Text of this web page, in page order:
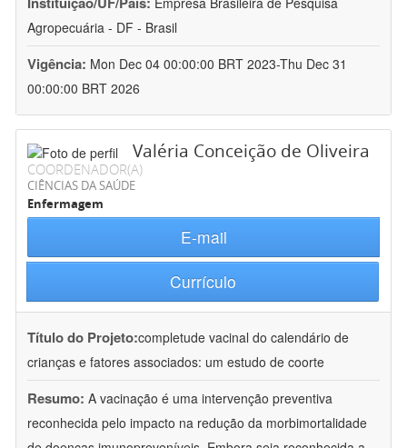
Agropecuária - DF - Brasil
Vigência: Mon Dec 04 00:00:00 BRT 2023-Thu Dec 31
00:00:00 BRT 2026
Valéria Conceição de Oliveira
COORDENADOR(A)
CIÊNCIAS DA SAÚDE
Enfermagem
E-mail
Currículo
Título do Projeto:completude vacinal do calendário de
crianças e fatores associados: um estudo de coorte
Resumo: A vacinação é uma intervenção preventiva
reconhecida pelo impacto na redução da morbimortalidade